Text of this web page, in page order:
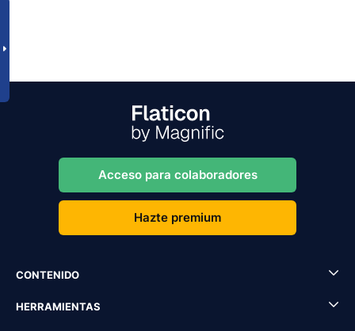
Acceso para colaboradores
Hazte premium
CONTENIDO
HERRAMIENTAS